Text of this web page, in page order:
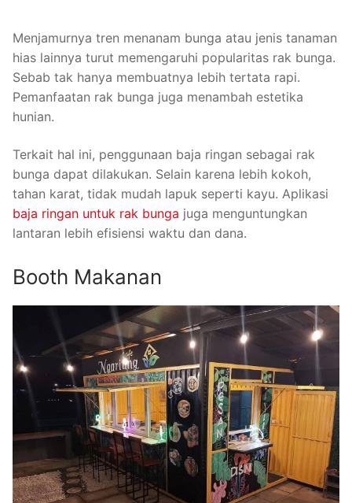
Menjamurnya tren menanam bunga atau jenis tanaman
hias lainnya turut memengaruhi popularitas rak bunga.
Sebab tak hanya membuatnya lebih tertata rapi.
Pemanfaatan rak bunga juga menambah estetika
hunian.
Terkait hal ini, penggunaan baja ringan sebagai rak
bunga dapat dilakukan. Selain karena lebih kokoh,
tahan karat, tidak mudah lapuk seperti kayu. Aplikasi
baja ringan untuk rak bunga juga menguntungkan
lantaran lebih efisiensi waktu dan dana.
Booth Makanan